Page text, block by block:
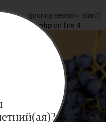
- ignoring session_start()
products.php on line 4